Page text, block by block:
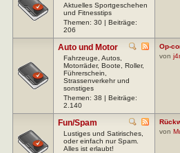
Aktuelles Sportgeschehen
und Fitnesstips
Themen: 30 | Beiträge:
206
Auto und Motor
Fahrzeuge, Autos,
Motorräder, Boote, Roller,
Führerschein,
Strassenverkehr und
sonstiges
Themen: 38 | Beiträge:
2.140
Op-
von
Fun/Spam
Lustiges und Satirisches,
oder einfach nur Spam.
Alles ist erlaubt!
von